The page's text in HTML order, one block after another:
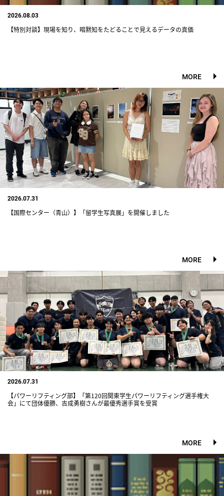
2026.08.03
【特別対談】現場を知り、暗黙知をたどることで見えるデータの真価
MORE
2026.07.31
【国際センター（青山）】「留学生写真展」を開催しました
MORE
2026.07.31
【パワーリフティング部】「第120回関東学生パワーリフティング選手権大
会」にて団体優勝、吉成勇樹さんが最優秀選手賞を受賞
MORE